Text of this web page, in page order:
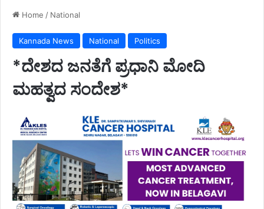
Home / National
Kannada News National Politics
*ದೇಶದ ಜನತೆಗೆ ಪ್ರಧಾನಿ ಮೋದಿ
ಮಹತ್ವದ ಸಂದೇಶ*